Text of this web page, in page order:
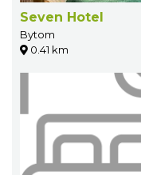
Seven Hotel
Bytom
0.41 km